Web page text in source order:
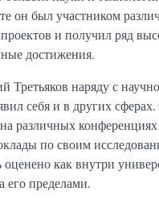
он был участником
и получил ряд
достижения.
Третьяков наряду с
себя и в других
различных
по своим
как внутри
его пределами.